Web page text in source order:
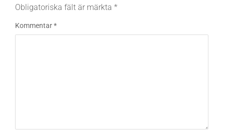
Obligatoriska fält är märkta *
Kommentar*